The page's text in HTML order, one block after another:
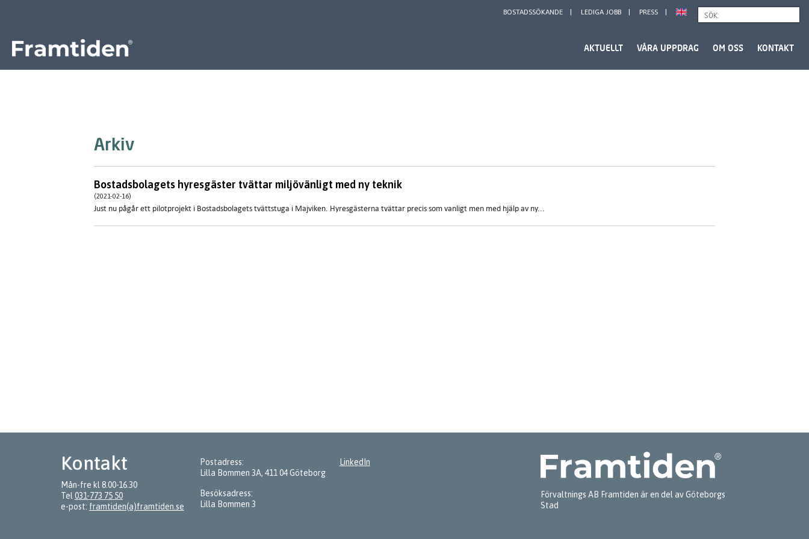
BOSTADSSÖKANDE LEDIGA JOBB PRESS
AKTUELLT VÅRA UPPDRAG OM OSS KONTAKT
Arkiv
Bostadsbolagets hyresgäster tvättar miljövänligt med ny teknik
(2021-02-16)
Just nu pågår ett pilotprojekt i Bostadsbolagets tvättstuga i Majviken. Hyresgästerna tvättar precis som vanligt men med hjälp av ny...
Kontakt
Mån-fre kl 8.00-16.30
Tel 031-773 75 50
e-post: framtiden(a)framtiden.se
Postadress:
Lilla Bommen 3A, 411 04 Göteborg
Besöksadress:
Lilla Bommen 3
LinkedIn
Förvaltnings AB Framtiden är en del av Göteborgs
Stad